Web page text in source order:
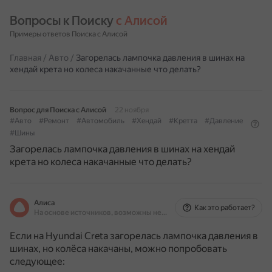
Вопросы к Поиску с Алисой
Примеры ответов Поиска с Алисой
Главная / Авто / Загорелась лампочка давления в шинах на
хендай крета но колеса накачанные что делать?
Вопрос для Поиска с Алисой
22 ноября
#Авто
#Ремонт #Автомобиль #Хендай #Кретта
#Давление
#Шины
Загорелась лампочка давления в шинах на хендай
крета но колеса накачанные что делать?
Алиса
На основе источников, возможны неточности
Как это работает?
Если на Hyundai Creta загорелась лампочка давления в
шинах, но колёса накачаны, можно попробовать
следующее: